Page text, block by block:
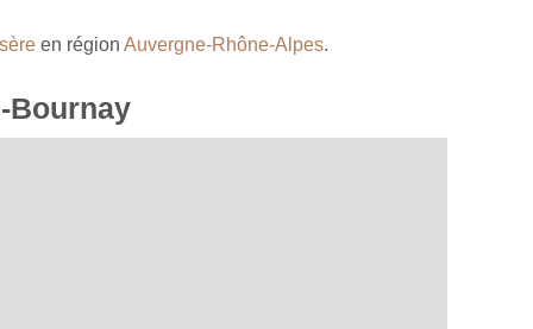
Isère en région Auvergne-Rhône-Alpes.
Bournay